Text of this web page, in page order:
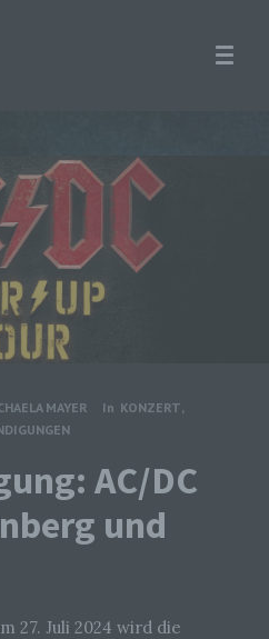
MAYER In KONZERT,
AC/DC
und
27. Juli 2024 wird die